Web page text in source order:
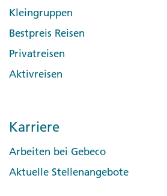
Kleingruppen
Bestpreis Reisen
Privatreisen
Aktivreisen
Karriere
Arbeiten bei Gebeco
Aktuelle Stellenangebote